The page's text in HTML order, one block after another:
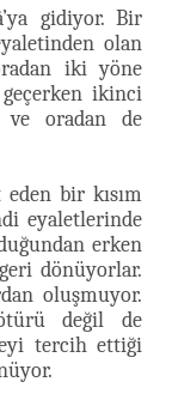
gidiyor. Bir
olan
iki yöne
ikinci
ve oradan de
bir kısım
eyaletlerinde
erken
dönüyorlar.
oluşmuyor.
değil de
tercih ettiği